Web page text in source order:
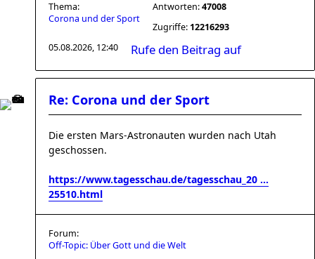
Thema:
Corona und der Sport
Antworten:47008
Zugriffe: 12216293
05.08.2026, 12:40
Rufe den Beitrag auf
Re: Corona und der Sport
Die ersten Mars-Astronauten wurden nach Utah
geschossen.
https://www.tagesschau.de/tagesschau_20 ...
25510.html
Forum:
Off-Topic: Über Gott und die Welt